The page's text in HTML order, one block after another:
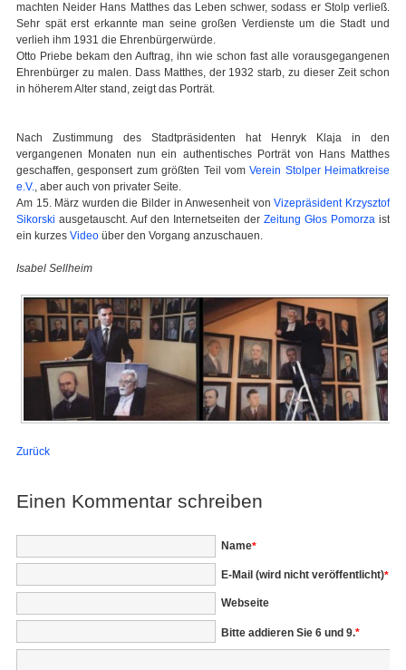
machten Neider Hans Matthes das Leben schwer, sodass er Stolp verließ.
Sehr spät erst erkannte man seine großen Verdienste um die Stadt und
verlieh ihm 1931 die Ehrenbürgerwürde.
Otto Priebe bekam den Auftrag, ihn wie schon fast alle vorausgegangenen
Ehrenbürger zu malen. Dass Matthes, der 1932 starb, zu dieser Zeit schon
in höherem Alter stand, zeigt das Porträt.
Nach Zustimmung des Stadtpräsidenten hat Henryk Klaja in den
vergangenen Monaten nun ein authentisches Porträt von Hans Matthes
geschaffen, gesponsert zum größten Teil vomVerein Stolper Heimatkreise
e.V., aber auch von privater Seite.
Am 15. März wurden die Bilder in Anwesenheit vonVizepräsident Krzysztof
Sikorski ausgetauscht. Auf den Internetseiten der Zeitung Głos Pomorza ist
ein kurzes Video über den Vorgang anzuschauen.
Isabel Sellheim
Zurück
Einen Kommentar schreiben
Pflichtfeld
Name*
Pflichtfeld
E-Mail (wird nicht veröffentlicht)*
Webseite
Bitte addieren Sie 6 und 9.*